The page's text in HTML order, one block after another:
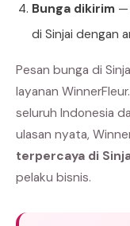
Bunga dikirim —
di Sinjai dengan
Pesan bunga di
layanan
seluruh Indonesia
ulasan nyata,
terpercaya di
pelaku bisnis.